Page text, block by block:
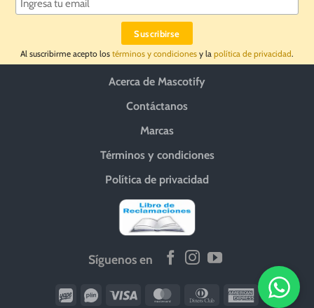
Al suscribirme acepto los términos y condiciones y la política de privacidad.
Acerca de Mascotify
Contáctanos
Marcas
Términos y condiciones
Política de privacidad
Síguenos en
Wirecard
Vipps Visa MasterCardDinners
American